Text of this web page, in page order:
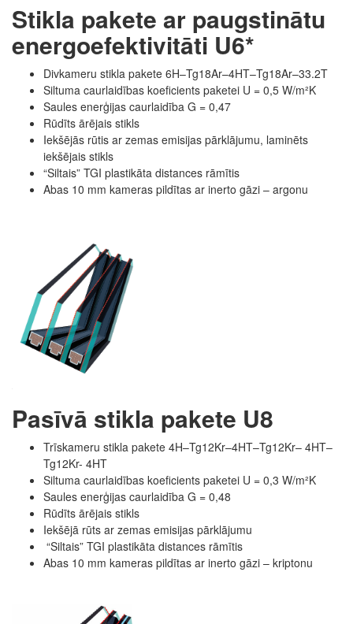
Stikla pakete ar paugstinātu
energoefektivitāti U6*
Divkameru stikla pakete 6H–Tg18Ar–4HT–Tg18Ar–33.2T
Siltuma caurlaidības koeficients paketei U = 0,5 W/m²K
Saules enerģijas caurlaidība G = 0,47
Rūdīts ārējais stikls
Iekšējās rūtis ar zemas emisijas pārklājumu, laminēts
iekšējais stikls
“Siltais” TGI plastikāta distances rāmītis
Abas 10 mm kameras pildītas ar inerto gāzi – argonu
Pasīvā stikla pakete U8
Trīskameru stikla pakete 4H–Tg12Kr–4HT–Tg12Kr– 4HT–
Tg12Kr- 4HT
Siltuma caurlaidības koeficients paketei U = 0,3 W/m²K
Saules enerģijas caurlaidība G = 0,48
Rūdīts ārējais stikls
Iekšējā rūts ar zemas emisijas pārklājumu
“Siltais” TGI plastikāta distances rāmītis
Abas 10 mm kameras pildītas ar inerto gāzi – kriptonu